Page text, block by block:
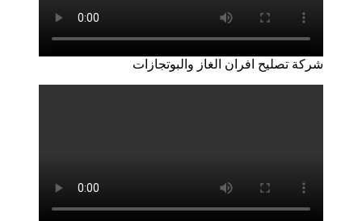
شركة تصليح افران الغاز والبوتجازات